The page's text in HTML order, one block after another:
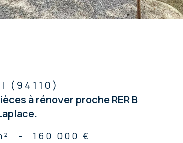
(94110)
à rénover proche RER B
- 160 000 €